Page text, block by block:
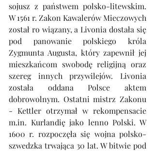
sojusz z państwem polsko-litewskim.
W 1561 r. Zakon Kawalerów Mieczowych
został ro wiązany, a Livonia dostała się
pod panowanie polskiego króla
Zygmunta Augusta, który zapewnił jej
mieszkańcom swobodę religijną oraz
szereg innych przywilejów. Livonia
została oddana Polsce aktem
dobrowolnym. Ostatni mistrz Zakonu
- Kettler otrzymał w rekompensacie
m.in. Kurlandię jako lenno Polski. W
1600 r. rozpoczęła się wojna polsko-
szwedzka trwająca 30 lat. W bitwie pod